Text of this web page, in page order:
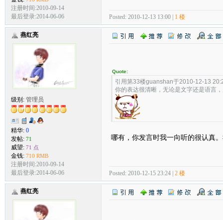
注册时间:2010-09-14
最后登录:2014-06-06
Posted: 2010-12-13 13:00 | 1 楼
燕红亮
级别: 管理员
精华: 0
发帖: 71
威望: 71 点
金钱: 710 RMB
注册时间:2010-09-14
最后登录:2014-06-06
Quote:
引用第33楼guanshan于2010-12-13
你的表达很清晰，无论是文字还是语言
哪有，你发言时我一向听的很认真
Posted: 2010-12-15 23:24 | 2 楼
燕红亮